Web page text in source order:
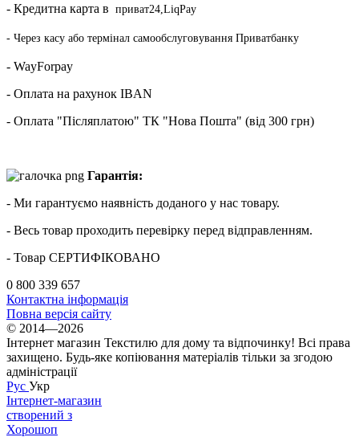
- Кредитна карта в приват24,LiqPay
- Через касу або термінал самообслуговування Приватбанку
- WayForpay
- Оплата на рахунок IBAN
- Оплата "Післяплатою" ТК "Нова Пошта" (від 300 грн)
Гарантія:
- Ми гарантуємо наявність доданого у нас товару.
- Весь товар проходить перевірку перед відправленням.
- Товар СЕРТИФІКОВАНО
0 800 339 657
Контактна інформація
Повна версія сайту
© 2014—2026
Інтернет магазин Текстилю для дому та відпочинку! Всі права
захищено. Будь-яке копіювання матеріалів тільки за згодою
адміністрації
Рус Укр
Інтернет-магазин
створений з
Хорошоп